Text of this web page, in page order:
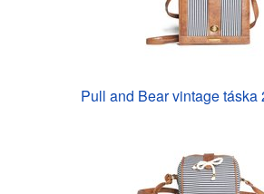
Pull and Bear vintage táska